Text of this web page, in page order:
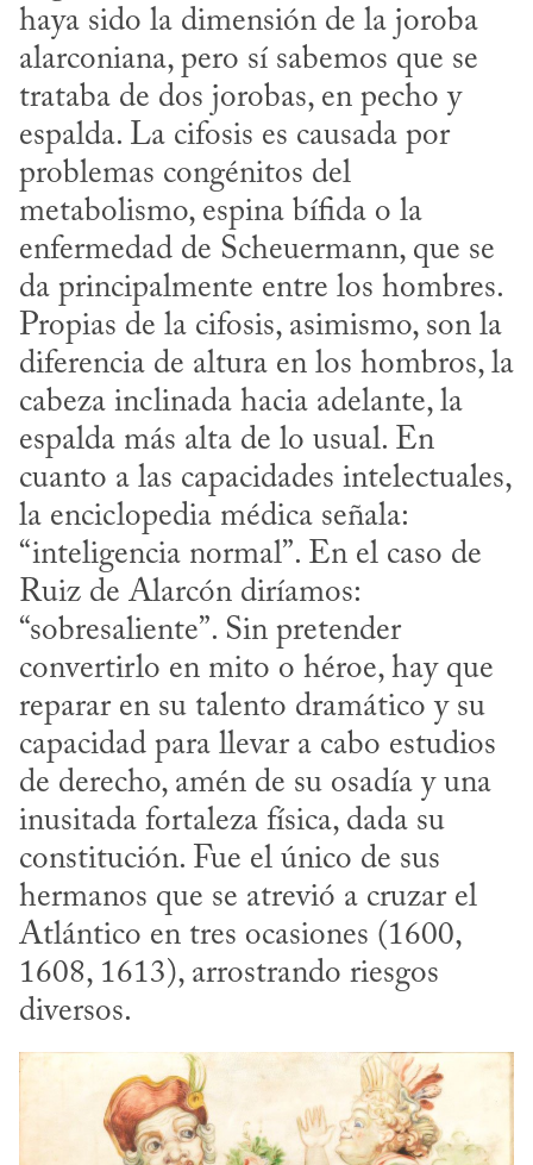
haya sido la dimensión de la joroba
alarconiana, pero sí sabemos que se
trataba de dos jorobas, en pecho y
espalda. La cifosis es causada por
problemas congénitos del
metabolismo, espina bífida o la
enfermedad de Scheuermann, que se
da principalmente entre los hombres.
Propias de la cifosis, asimismo, son la
diferencia de altura en los hombros, la
cabeza inclinada hacia adelante, la
espalda más alta de lo usual. En
cuanto a las capacidades intelectuales,
la enciclopedia médica señala:
“inteligencia normal”. En el caso de
Ruiz de Alarcón diríamos:
“sobresaliente”. Sin pretender
convertirlo en mito o héroe, hay que
reparar en su talento dramático y su
capacidad para llevar a cabo estudios
de derecho, amén de su osadía y una
inusitada fortaleza física, dada su
constitución. Fue el único de sus
hermanos que se atrevió a cruzar el
Atlántico en tres ocasiones (1600,
1608, 1613), arrostrando riesgos
diversos.